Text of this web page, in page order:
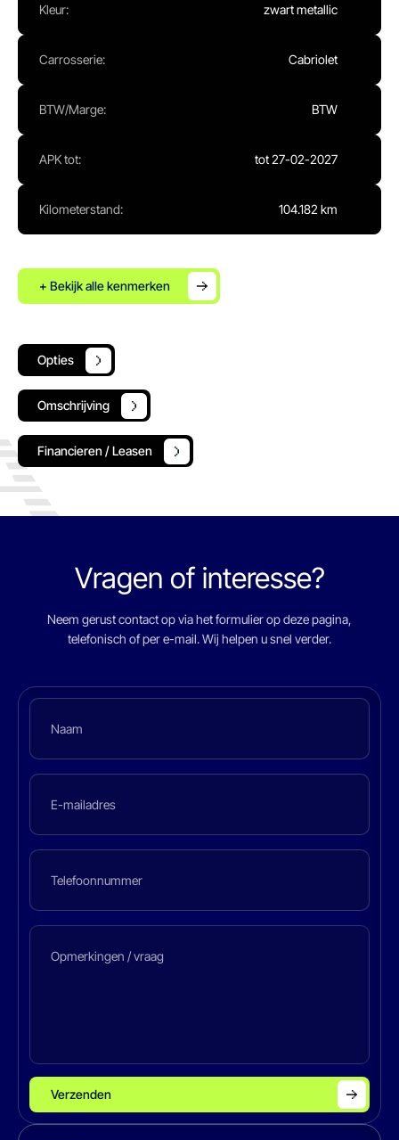
Kleur: zwart metallic
Carrosserie: Cabriolet
BTW/Marge: BTW
APK tot: tot 27-02-2027
Kilometerstand: 104.182 km
+ Bekijk alle kenmerken
Opties
Omschrijving
Financieren / Leasen
Vragen of interesse?
Neem gerust contact op via het formulier op deze pagina,
telefonisch of per e-mail. Wij helpen u snel verder.
Verzenden